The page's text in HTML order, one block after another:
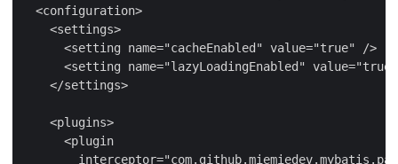
  <configuration>
    <settings>
      <setting name="cacheEnabled" value="true" />
<setting name="lazyLoadingEnabled"
    </settings>
    <plugins>
      <plugin